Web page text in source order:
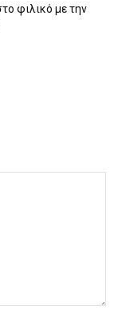
φιλικό με την